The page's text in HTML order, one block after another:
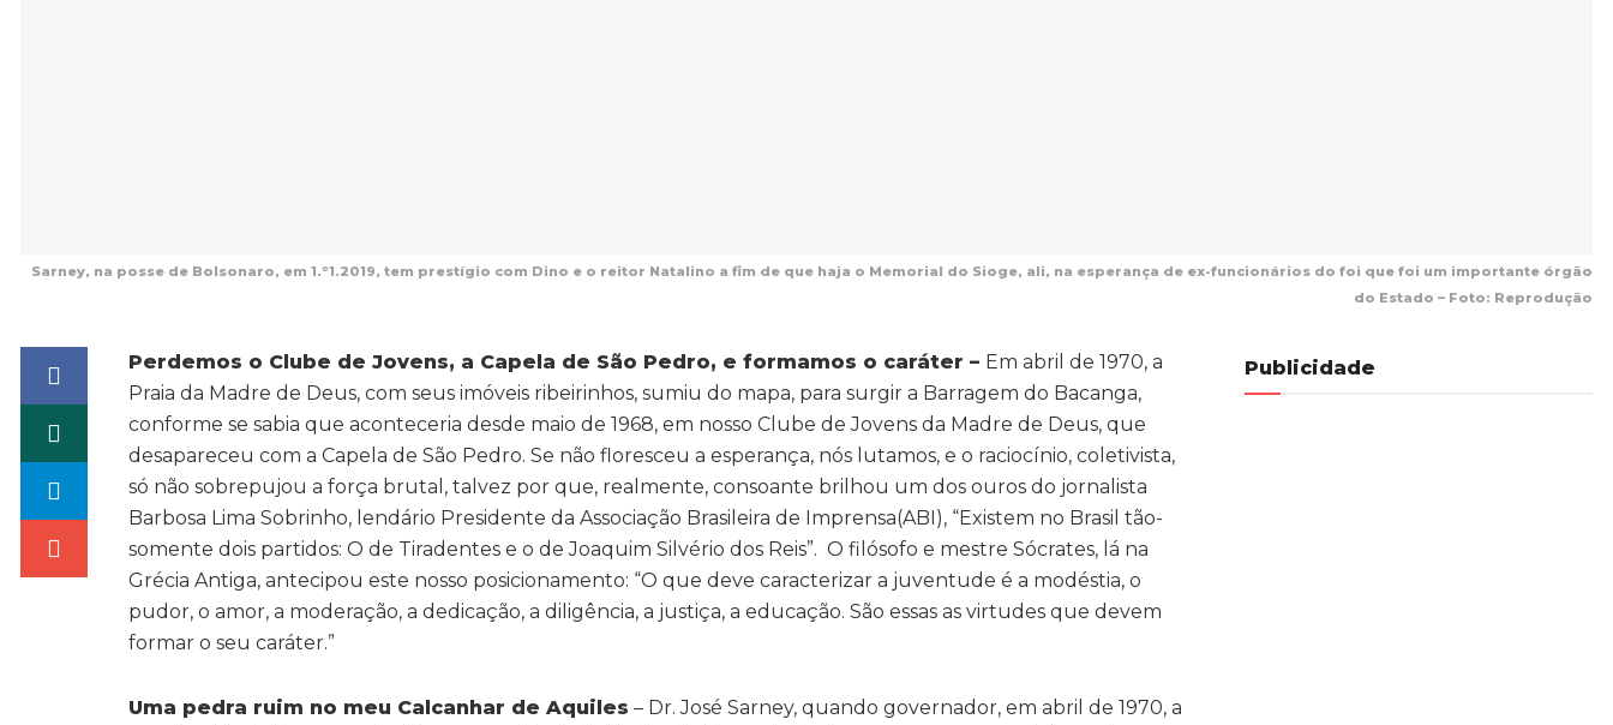
Sarney, na posse de Bolsonaro, em 1.º1.2019, tem prestígio com Dino e o reitor Natalino a fim de que haja o Memorial do Sioge, ali, na esperança de ex-funcionários do foi que foi um importante órgão
do Estado – Foto: Reprodução
Perdemos o Clube de Jovens, a Capela de São Pedro, e formamos o caráter – Em abril de 1970, a
Praia da Madre de Deus, com seus imóveis ribeirinhos, sumiu do mapa, para surgir a Barragem do Bacanga,
conforme se sabia que aconteceria desde maio de 1968, em nosso Clube de Jovens da Madre de Deus, que
desapareceu com a Capela de São Pedro. Se não floresceu a esperança, nós lutamos, e o raciocínio, coletivista,
só não sobrepujou a força brutal, talvez por que, realmente, consoante brilhou um dos ouros do jornalista
Barbosa Lima Sobrinho, lendário Presidente da Associação Brasileira de Imprensa(ABI), “Existem no Brasil tão-
somente dois partidos: O de Tiradentes e o de Joaquim Silvério dos Reis”. O filósofo e mestre Sócrates, lá na
Grécia Antiga, antecipou este nosso posicionamento: “O que deve caracterizar a juventude é a modéstia, o
pudor, o amor, a moderação, a dedicação, a diligência, a justiça, a educação. São essas as virtudes que devem
formar o seu caráter.”
Uma pedra ruim no meu Calcanhar de Aquiles – Dr. José Sarney, quando governador, em abril de 1970, a
Publicidade